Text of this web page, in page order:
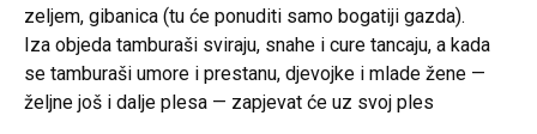
zeljem, gibanica (tu će ponuditi samo bogatiji gazda).
Iza objeda tamburaši sviraju, snahe i cure tancaju, a kada
se tamburaši umore i prestanu, djevojke i mlade žene —
željne još i dalje plesa — zapjevat će uz svoj ples